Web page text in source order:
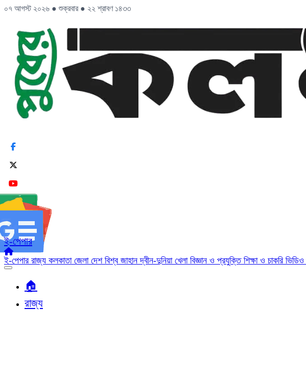
০৭ আগস্ট ২০২৬ ● শুক্রবার ● ২২ শ্রাবণ ১৪৩৩
ই-পেপার
ই-পেপার রাজ্য কলকাতা জেলা দেশ বিশ্ব জাহানদ্বীন-দুনিয়া খেলা বিজ্ঞান ও প্রযুক্তি শিক্ষা ও চাকরি ভিডিও
🏠︎
রাজ্য